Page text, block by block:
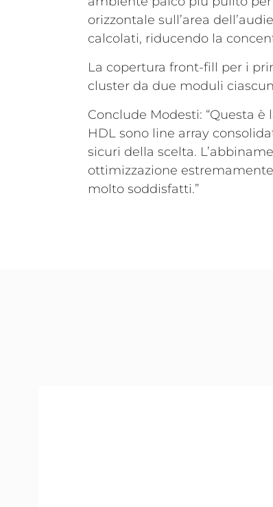
orizzontale sull’area
calcolati, riducendo la
La copertura front-fill per i
cluster da due moduli
Conclude Modesti: “Questa
HDL sono line array
sicuri della scelta.
ottimizzazione
molto soddisfatti.”